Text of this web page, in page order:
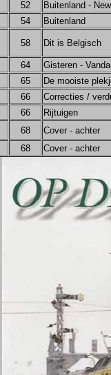
52
Buitenland -
54 Buitenland
58 Dit is Belgisch
64
Gisteren -
65
De mooiste
66
Correcties /
66
Rijtuigen
68
Cover - achter
68 Cover - achter